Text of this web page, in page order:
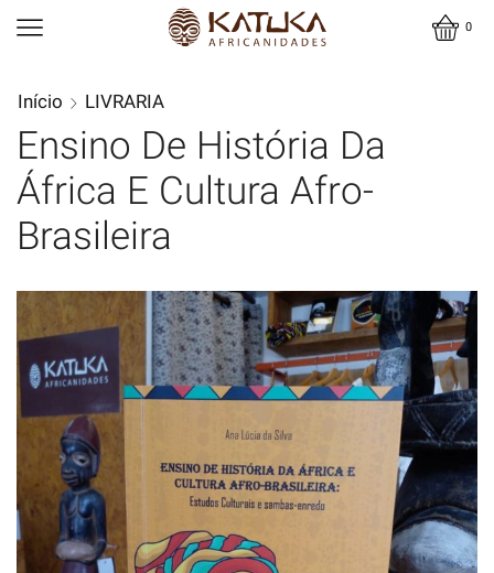
0
Início LIVRARIA
Ensino De História Da
África E Cultura Afro-
Brasileira